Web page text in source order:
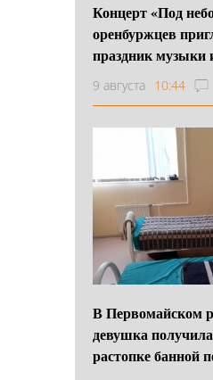
Концерт «Под
оренбуржцев
праздник музыки
9 августа 10:44
В Первомайском
девушка
растопке банной